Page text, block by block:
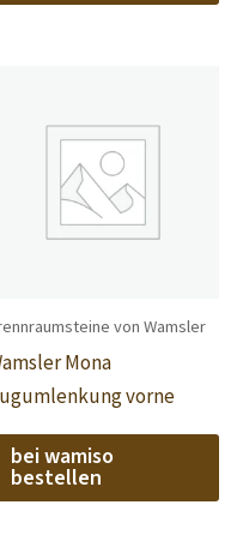
von Wamsler
Mona
vorne
bei wamiso
bestellen